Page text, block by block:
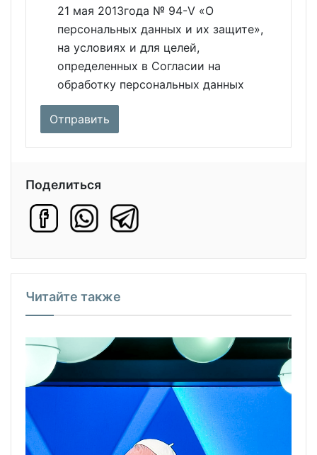
21 мая 2013года № 94-V «О
персональных данных и их защите»,
на условиях и для целей,
определенных в Согласии на
обработку персональных данных
Поделиться
Читайте также